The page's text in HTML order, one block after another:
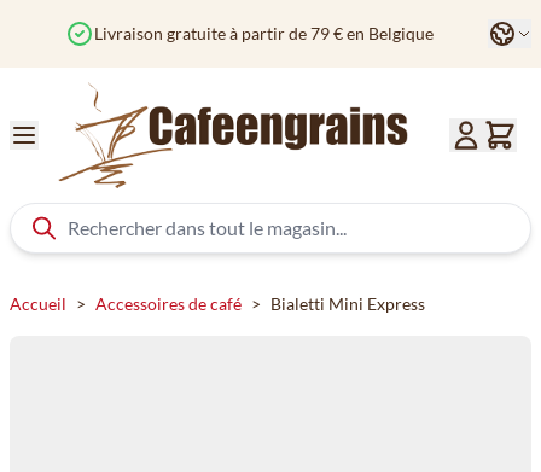
Commandé avant 12h? Expédié aujourd'hui
Accueil > Accessoires de café > Bialetti Mini Express